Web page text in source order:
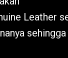
Leather